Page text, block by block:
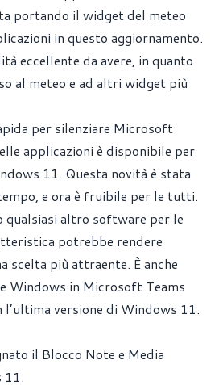
portando il widget del meteo
in questo aggiornamento.
eccellente da avere, in quanto
al meteo e ad altri widget più
per silenziare Microsoft
applicazioni è disponibile per
11. Questa novità è stata
e ora è fruibile per le tutti.
qualsiasi altro software per le
potrebbe rendere
scelta più attraente. È anche
Windows in Microsoft Teams
l’ultima versione di Windows 11.
il Blocco Note e Media
11.